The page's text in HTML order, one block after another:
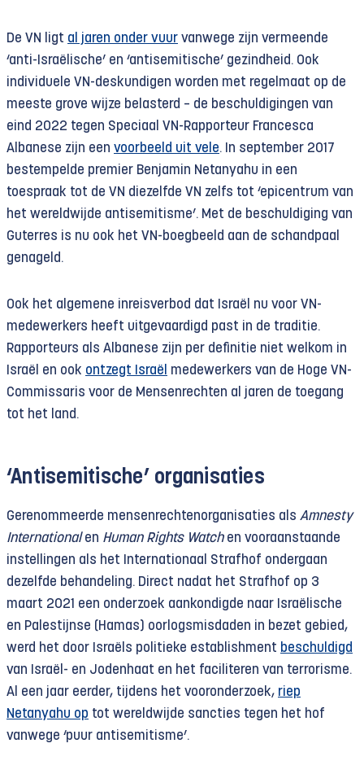
De VN ligt al jaren onder vuur vanwege zijn vermeende
‘anti-Israëlische’ en ‘antisemitische’ gezindheid. Ook
individuele VN-deskundigen worden met regelmaat op de
meeste grove wijze belasterd – de beschuldigingen van
eind 2022 tegen Speciaal VN-Rapporteur Francesca
Albanese zijn een voorbeeld uit vele. In september 2017
bestempelde premier Benjamin Netanyahu in een
toespraak tot de VN diezelfde VN zelfs tot ‘epicentrum van
het wereldwijde antisemitisme’. Met de beschuldiging van
Guterres is nu ook het VN-boegbeeld aan de schandpaal
genageld.
Ook het algemene inreisverbod dat Israël nu voor VN-
medewerkers heeft uitgevaardigd past in de traditie.
Rapporteurs als Albanese zijn per definitie niet welkom in
Israël en ook ontzegt Israël medewerkers van de Hoge VN-
Commissaris voor de Mensenrechten al jaren de toegang
tot het land.
‘Antisemitische’ organisaties
Gerenommeerde mensenrechtenorganisaties als Amnesty
Internationalen Human Rights Watchen vooraanstaande
instellingen als het Internationaal Strafhof ondergaan
dezelfde behandeling. Direct nadat het Strafhof op 3
maart 2021 een onderzoek aankondigde naar Israëlische
en Palestijnse (Hamas) oorlogsmisdaden in bezet gebied,
werd het door Israëls politieke establishment beschuldigd
van Israël- en Jodenhaat en het faciliteren van terrorisme.
Al een jaar eerder, tijdens het vooronderzoek, riep
Netanyahu op tot wereldwijde sancties tegen het hof
vanwege ‘puur antisemitisme’.